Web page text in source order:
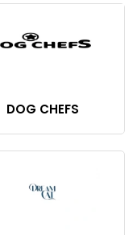
DOG CHEFS